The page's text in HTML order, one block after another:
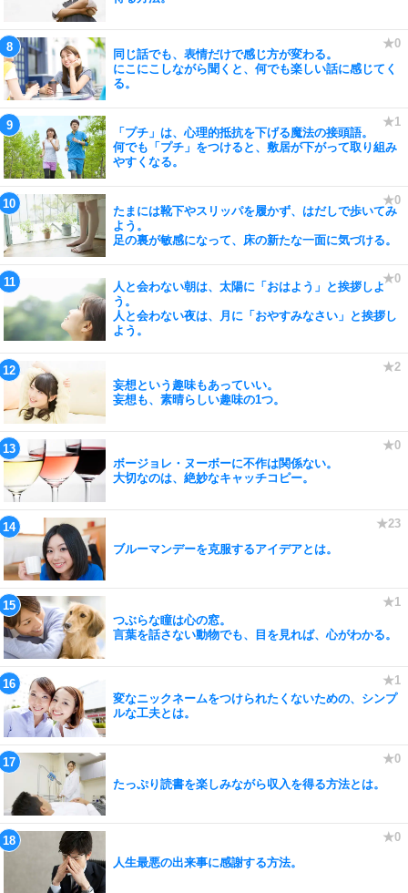
同じ話でも、表情だけで感じ方が変わる。
にこにこしながら聞くと、何でも楽しい話に感じてく
る。
「プチ」は、心理的抵抗を下げる魔法の接頭語。
何でも「プチ」をつけると、敷居が下がって取り組み
やすくなる。
たまには靴下やスリッパを履かず、はだしで歩いてみ
よう。
足の裏が敏感になって、床の新たな一面に気づける。
人と会わない朝は、太陽に「おはよう」と挨拶しよ
う。
人と会わない夜は、月に「おやすみなさい」と挨拶し
よう。
妄想という趣味もあっていい。
妄想も、素晴らしい趣味の1つ。
ボージョレ・ヌーボーに不作は関係ない。
大切なのは、絶妙なキャッチコピー。
ブルーマンデーを克服するアイデアとは。
つぶらな瞳は心の窓。
言葉を話さない動物でも、目を見れば、心がわかる。
変なニックネームをつけられたくないための、シンプ
ルな工夫とは。
たっぷり読書を楽しみながら収入を得る方法とは。
人生最悪の出来事に感謝する方法。